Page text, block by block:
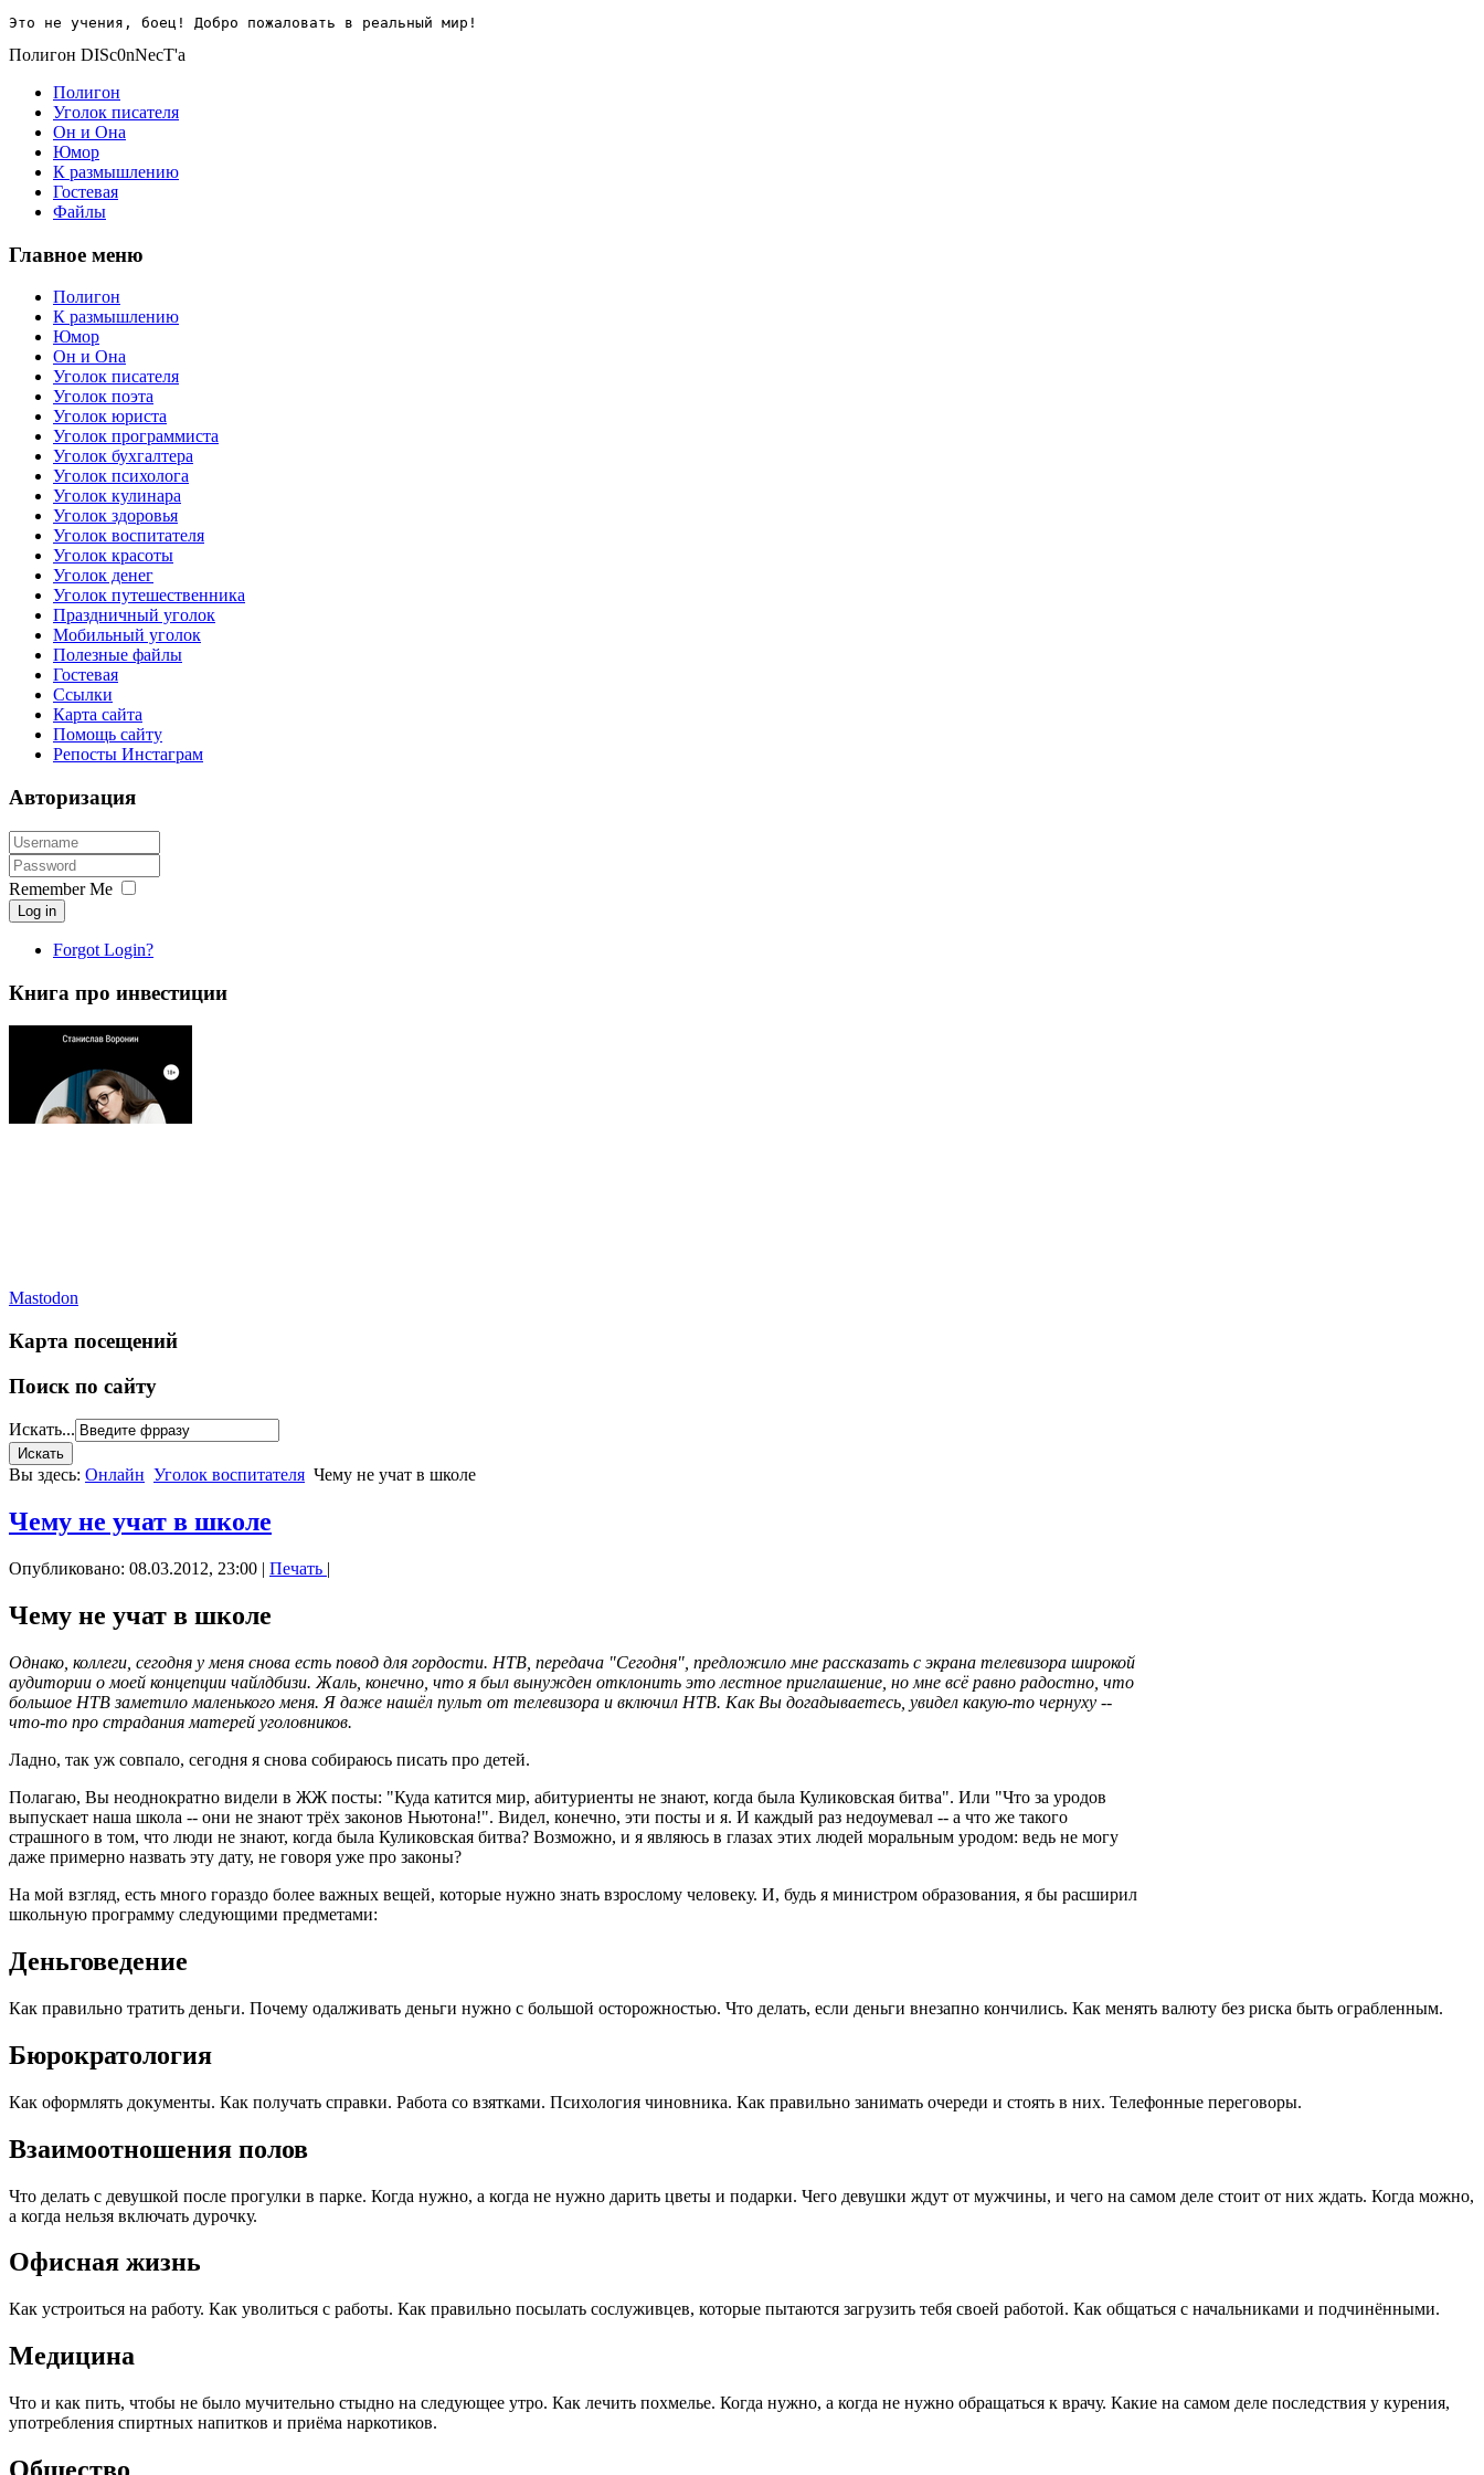
Это не учения, боец! Добро пожаловать в реальный мир!
Полигон DISc0nNecT'a
Полигон
Уголок писателя
Он и Она
Юмор
К размышлению
Гостевая
Файлы
Главное меню
Полигон
К размышлению
Юмор
Он и Она
Уголок писателя
Уголок поэта
Уголок юриста
Уголок программиста
Уголок бухгалтера
Уголок психолога
Уголок кулинара
Уголок здоровья
Уголок воспитателя
Уголок красоты
Уголок денег
Уголок путешественника
Праздничный уголок
Мобильный уголок
Полезные файлы
Гостевая
Ссылки
Карта сайта
Помощь сайту
Репосты Инстаграм
Авторизация
Remember Me
Log in
Forgot Login?
Книга про инвестиции
Mastodon
Карта посещений
Поиск по сайту
Искать...
Вы здесь: Онлайн Уголок воспитателя Чему не учат в школе
Чему не учат в школе
Опубликовано: 08.03.2012, 23:00 | Печать |
Чему не учат в школе
Однако, коллеги, сегодня у меня снова есть повод для гордости. НТВ, передача "Сегодня", предложило мне рассказать с экрана телевизора широкой
аудитории о моей концепции чайлдбизи. Жаль, конечно, что я был вынужден отклонить это лестное приглашение, но мне всё равно радостно, что
большое НТВ заметило маленького меня. Я даже нашёл пульт от телевизора и включил НТВ. Как Вы догадываетесь, увидел какую-то чернуху --
что-то про страдания матерей уголовников.
Ладно, так уж совпало, сегодня я снова собираюсь писать про детей.
Полагаю, Вы неоднократно видели в ЖЖ посты: "Куда катится мир, абитуриенты не знают, когда была Куликовская битва". Или "Что за уродов
выпускает наша школа -- они не знают трёх законов Ньютона!". Видел, конечно, эти посты и я. И каждый раз недоумевал -- а что же такого
страшного в том, что люди не знают, когда была Куликовская битва? Возможно, и я являюсь в глазах этих людей моральным уродом: ведь не могу
даже примерно назвать эту дату, не говоря уже про законы?
На мой взгляд, есть много гораздо более важных вещей, которые нужно знать взрослому человеку. И, будь я министром образования, я бы расширил
школьную программу следующими предметами:
Деньговедение
Как правильно тратить деньги. Почему одалживать деньги нужно с большой осторожностью. Что делать, если деньги внезапно кончились. Как менять валюту без риска быть ограбленным.
Бюрократология
Как оформлять документы. Как получать справки. Работа со взятками. Психология чиновника. Как правильно занимать очереди и стоять в них. Телефонные переговоры.
Взаимоотношения полов
Что делать с девушкой после прогулки в парке. Когда нужно, а когда не нужно дарить цветы и подарки. Чего девушки ждут от мужчины, и чего на самом деле стоит от них ждать. Когда можно,
а когда нельзя включать дурочку.
Офисная жизнь
Как устроиться на работу. Как уволиться с работы. Как правильно посылать сослуживцев, которые пытаются загрузить тебя своей работой. Как общаться с начальниками и подчинёнными.
Медицина
Что и как пить, чтобы не было мучительно стыдно на следующее утро. Как лечить похмелье. Когда нужно, а когда не нужно обращаться к врачу. Какие на самом деле последствия у курения,
употребления спиртных напитков и приёма наркотиков.